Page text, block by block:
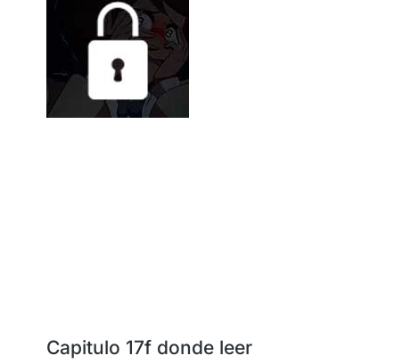
Capitulo 17f donde leer